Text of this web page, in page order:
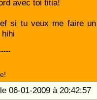
avec toi titia!
si tu veux me faire
06-01-2009 à